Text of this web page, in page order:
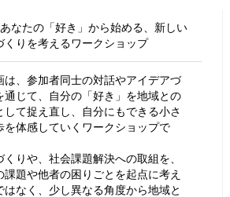
なたの「好き」から始める、新しい
くりを考えるワークショップ
は、参加者同士の対話やアイデアづ
通じて、自分の「好き」を地域との
して捉え直し、自分にもできる小さ
を体感していくワークショップで
くりや、社会課題解決への取組を、
課題や他者の困りごとを起点に考え
はなく、少し異なる角度から地域と